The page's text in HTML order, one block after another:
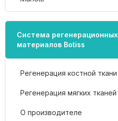
Система регенерационных
материалов Botiss
Регенерация костной ткани
Регенерация мягких тканей
О производителе